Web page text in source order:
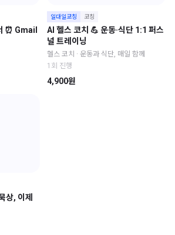
⏰ Gmail
일대일코칭 코칭
AI 헬스 코치 💪 운동·식단 1:1 퍼스
널 트레이닝
헬스 코치 · 운동과 식단, 매일 함께
1회 진행
4,900원
상, 이제